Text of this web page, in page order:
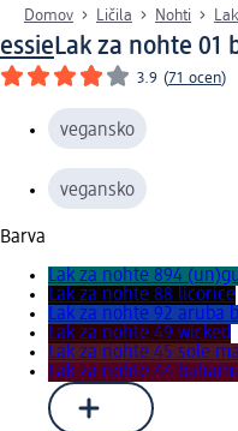
Domov Ličila Nohti
essieLak za nohte 01
3.9 (71 ocen)
vegansko
vegansko
Barva
Lak za nohte 894
Lak za nohte 88 licorice
Lak za nohte 92 aruba
Lak za nohte 49 wicked
Lak za nohte 45 sole
Lak za nohte 44